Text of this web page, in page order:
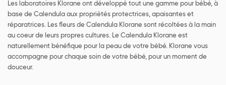
Les laboratoires Klorane ont développé tout une gamme pour bébé, à
base de Calendula aux propriétés protectrices, apaisantes et
réparatrices. Les fleurs de Calendula Klorane sont récoltées à la main
au coeur de leurs propres cultures. Le Calendula Klorane est
naturellement bénéfique pour la peau de votre bébé. Klorane vous
accompagne pour chaque soin de votre bébé, pour un moment de
douceur.